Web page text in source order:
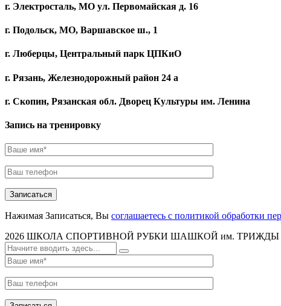
г. Электросталь, МО ул. Первомайская д. 16
г. Подольск, МО, Варшавское ш., 1
г. Люберцы, Центральный парк ЦПКиО
г. Рязань, Железнодорожный район 24 а
г. Скопин, Рязанская обл. Дворец Культуры им. Ленина
Запись на тренировку
Записаться
Нажимая Записаться, Вы соглашаетесь с политикой обработки
2026 ШКОЛА СПОРТИВНОЙ РУБКИ ШАШКОЙ им. ТРИЖДЫ